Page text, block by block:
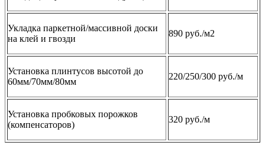
Укладка паркетной/массивной доски
на клей и гвозди
890 руб./м2
Установка плинтусов высотой до
60мм/70мм/80мм
220/250/300 руб./м
Установка пробковых порожков
(компенсаторов)
320 руб./м